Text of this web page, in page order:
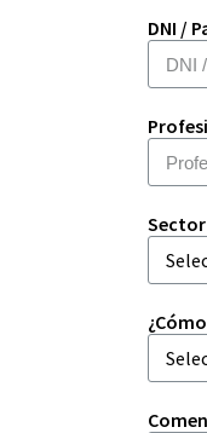
DNI /